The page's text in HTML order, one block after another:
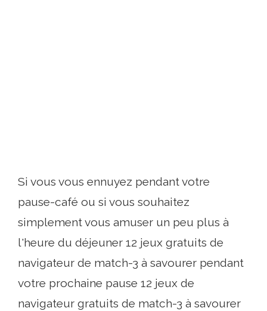
Si vous vous ennuyez pendant votre
pause-café ou si vous souhaitez
simplement vous amuser un peu plus à
l'heure du déjeuner 12 jeux gratuits de
navigateur de match-3 à savourer pendant
votre prochaine pause 12 jeux de
navigateur gratuits de match-3 à savourer